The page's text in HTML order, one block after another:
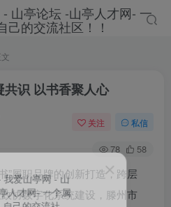
识 以书香聚人心
关注 私信
78 58
”履职品牌的创新打造，跨层
协数字化系统建设，滕州市